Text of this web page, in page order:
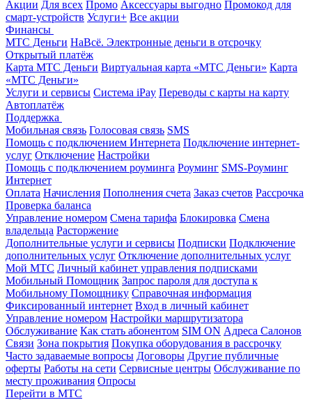
Акции Для всех Промо Аксессуары выгодно Промокод для
смарт-устройств Услуги+ Все акции
Финансы
МТС Деньги НаВсё. Электронные деньги в отсрочку
Открытый платёж
Карта МТС Деньги Виртуальная карта «МТС Деньги» Карта
«МТС Деньги»
Услуги и сервисы Система iPay Переводы с карты на карту
Автоплатёж
Поддержка
Мобильная связь Голосовая связь SMS
Помощь с подключением Интернета Подключение интернет-
услуг Отключение Настройки
Помощь с подключением роуминга Роуминг SMS-Роуминг
Интернет
Оплата Начисления Пополнения счета Заказ счетов Рассрочка
Проверка баланса
Управление номером Смена тарифа Блокировка Смена
владельца Расторжение
Дополнительные услуги и сервисы Подписки Подключение
дополнительных услуг Отключение дополнительных услуг
Мой МТС Личный кабинет управления подписками
Мобильный Помощник Запрос пароля для доступа к
Мобильному Помощнику Справочная информация
Фиксированный интернет Вход в личный кабинет
Управление номером Настройки маршрутизатора
Обслуживание Как стать абонентом SIM ON Адреса Салонов
Связи Зона покрытия Покупка оборудования в рассрочку
Часто задаваемые вопросы Договоры Другие публичные
оферты Работы на сети Сервисные центры Обслуживание по
месту проживания Опросы
Перейти в МТС